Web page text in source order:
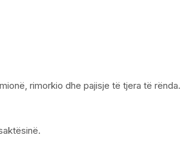
rimorkio dhe pajisje të tjera të rënda.